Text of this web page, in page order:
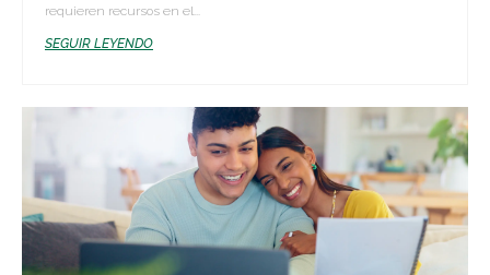
requieren recursos en el...
SEGUIR LEYENDO